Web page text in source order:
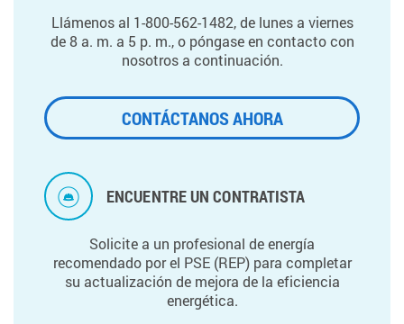
Llámenos al 1-800-562-1482, de lunes a viernes
de 8 a. m. a 5 p. m., o póngase en contacto con
nosotros a continuación.
CONTÁCTANOS AHORA
ENCUENTRE UN CONTRATISTA
Solicite a un profesional de energía
recomendado por el PSE (REP) para completar
su actualización de mejora de la eficiencia
energética.